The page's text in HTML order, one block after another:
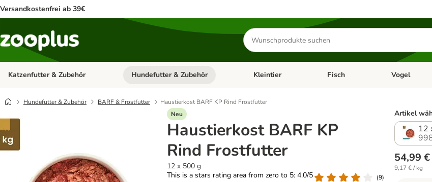
Versandkostenfrei ab 39€
Produkte
suchen
Katzenfutter & Zubehör Kategorie-Menü öffnen: Katzenfutter & Zubehör
Hundefutter & Zubehör Kategorie-Menü öffnen: Hundefutter & Zubehör
Kleintier Kategorie-Menü öffnen: Kleintier
Fisch Kategorie-
Vogel
Hundefutter & Zubehör BARF & Frostfutter
Haustierkost BARF KP Rind Frostfutter
Neu
Haustierkost BARF KP
Rind Frostfutter
12 x 500 g
This is a stars rating area from zero to 5: 4.0/5
(9)
Artikel
12
54,99 €
9,17 € / kg